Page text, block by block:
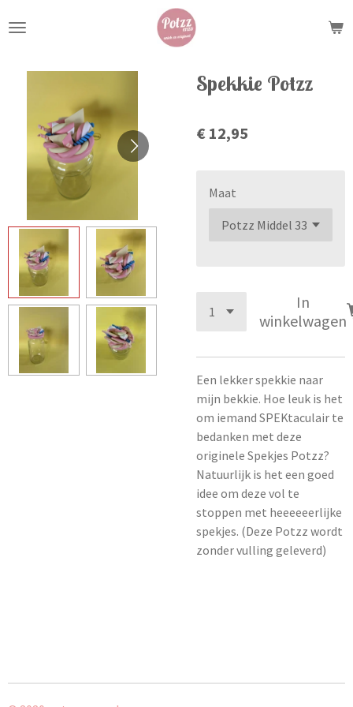
direct
Spekkie Potzz
€ 12,95
Maat
In
winkelwagen
Een lekker spekkie naar
mijn bekkie. Hoe leuk is het
om iemand SPEKtaculair te
bedanken met deze
originele Spekjes Potzz?
Natuurlijk is het een goed
idee om deze vol te
stoppen met heeeeeerlijke
spekjes. (Deze Potzz wordt
zonder vulling geleverd)